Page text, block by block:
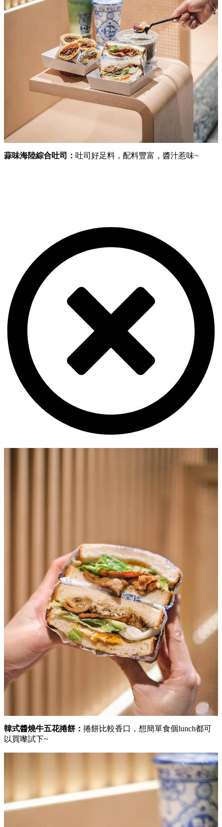
蒜味海陸綜合吐司： 吐司好足料，配料豐富，醬汁惹味~
韓式醬燒牛五花捲餅： 捲餅比較香口，想簡單食個lunch都可
以買嚟試下~